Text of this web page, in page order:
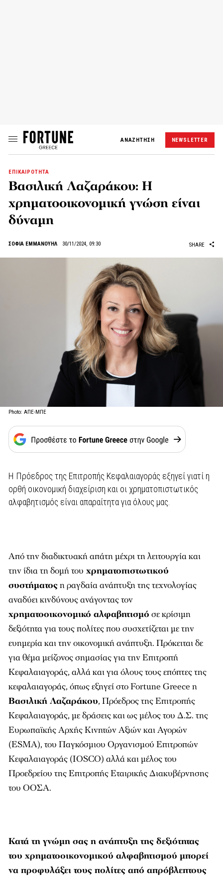
ΑΝΑΖΗΤΗΣΗ NEWSLETTER
ΕΠΙΚΑΙΡΟΤΗΤΑ
Βασιλική Λαζαράκου: Η
χρηματοοικονομική γνώση είναι
δύναμη
ΣΟΦΙΑ ΕΜΜΑΝΟΥΗΛ 30/11/2024, 09:30 SHARE
Photo: ΑΠΕ-ΜΠΕ
Η Πρόεδρος της Επιτροπής Κεφαλαιαγοράς εξηγεί γιατί η
ορθή οικονομική διαχείριση και οι χρηματοπιστωτικός
αλφαβητισμός είναι απαραίτητα για όλους μας.
Από την διαδικτυακή απάτη μέχρι τη λειτουργία και
την ίδια τη δομή του χρηματοπιστωτικού
συστήματοςη ραγδαία ανάπτυξη της τεχνολογίας
αναδύει κινδύνους ανάγοντας τον
χρηματοοικονομικό αλφαβητισμό σε κρίσιμη
δεξιότητα για τους πολίτες που συσχετίζεται με την
ευημερία και την οικονομική ανάπτυξη. Πρόκειται δε
για θέμα μείζονος σημασίας για την Επιτροπή
Κεφαλαιαγοράς, αλλά και για όλους τους επόπτες της
κεφαλαιαγοράς, όπως εξηγεί στο Fortune Greece η
Βασιλική Λαζαράκου, Πρόεδρος της Επιτροπής
Κεφαλαιαγοράς, με δράσεις και ως μέλος του Δ.Σ. της
Ευρωπαϊκής Αρχής Κινητών Αξιών και Αγορών
(ESMA), του Παγκόσμιου Οργανισμού Επιτροπών
Κεφαλαιαγοράς (IOSCO) αλλά και μέλος του
Προεδρείου της Επιτροπής Εταιρικής Διακυβέρνησης
του ΟΟΣΑ.
Κατά τη γνώμη σας η ανάπτυξη της δεξιότητας
του χρηματοοικονομικού αλφαβητισμού μπορεί
να προφυλάξει τους πολίτες από απρόβλεπτους